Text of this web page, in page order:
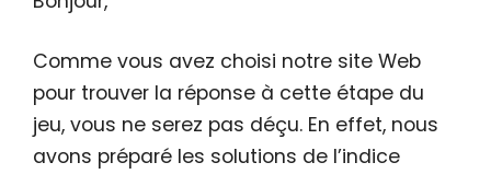
Comme vous avez choisi notre site Web
pour trouver la réponse à cette étape du
jeu, vous ne serez pas déçu. En effet, nous
avons préparé les solutions de l’indice